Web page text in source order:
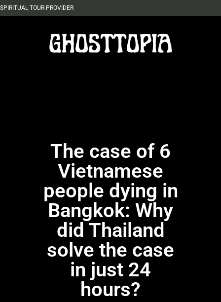
SPIRITUAL TOUR PROVIDER
The case of 6
Vietnamese
people dying in
Bangkok: Why
did Thailand
solve the case
in just 24
hours?